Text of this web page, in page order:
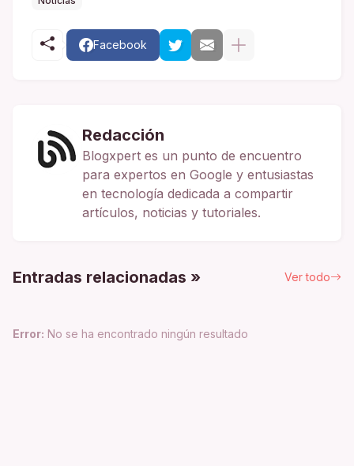
Facebook
Redacción
Blogxpert es un punto de encuentro
para expertos en Google y entusiastas
en tecnología dedicada a compartir
artículos, noticias y tutoriales.
Entradas relacionadas » Ver todo
Error: No se ha encontrado ningún resultado